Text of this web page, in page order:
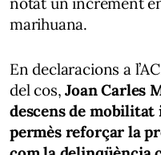
marihuana.
En declaracions a
del cos,Joan Carles
descens de
permès reforçar la